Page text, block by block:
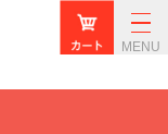
MENU